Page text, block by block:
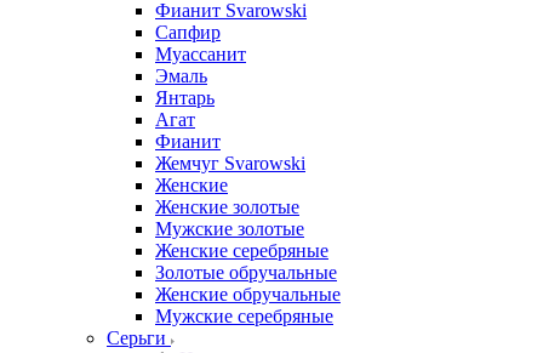
Фианит Svarowski
Сапфир
Муассанит
Эмаль
Янтарь
Агат
Фианит
Жемчуг Svarowski
Женские
Женские золотые
Мужские золотые
Женские серебряные
Золотые обручальные
Женские обручальные
Мужские серебряные
Серьги